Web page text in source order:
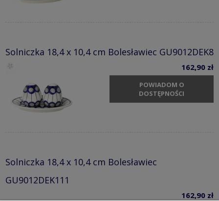
Solniczka 18,4 x 10,4 cm Bolesławiec GU9012DEK8
162,90 zł
POWIADOM O
DOSTĘPNOŚCI
Solniczka 18,4 x 10,4 cm Bolesławiec
GU9012DEK111
162,90 zł